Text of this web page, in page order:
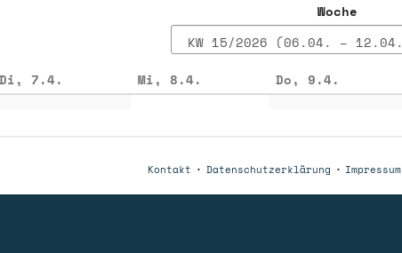
Anzeige
auswählen
Woche
Di, 7.4. Mi, 8.4. Do, 9.4.
Kontakt Datenschutzerklärung Impressum